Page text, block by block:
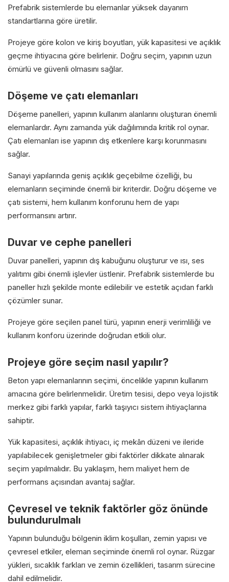
Prefabrik sistemlerde bu elemanlar yüksek dayanım
standartlarına göre üretilir.
Projeye göre kolon ve kiriş boyutları, yük kapasitesi ve açıklık
geçme ihtiyacına göre belirlenir. Doğru seçim, yapının uzun
ömürlü ve güvenli olmasını sağlar.
Döşeme ve çatı elemanları
Döşeme panelleri, yapının kullanım alanlarını oluşturan önemli
elemanlardır. Aynı zamanda yük dağılımında kritik rol oynar.
Çatı elemanları ise yapının dış etkenlere karşı korunmasını
sağlar.
Sanayi yapılarında geniş açıklık geçebilme özelliği, bu
elemanların seçiminde önemli bir kriterdir. Doğru döşeme ve
çatı sistemi, hem kullanım konforunu hem de yapı
performansını artırır.
Duvar ve cephe panelleri
Duvar panelleri, yapının dış kabuğunu oluşturur ve ısı, ses
yalıtımı gibi önemli işlevler üstlenir. Prefabrik sistemlerde bu
paneller hızlı şekilde monte edilebilir ve estetik açıdan farklı
çözümler sunar.
Projeye göre seçilen panel türü, yapının enerji verimliliği ve
kullanım konforu üzerinde doğrudan etkili olur.
Projeye göre seçim nasıl yapılır?
Beton yapı elemanlarının seçimi, öncelikle yapının kullanım
amacına göre belirlenmelidir. Üretim tesisi, depo veya lojistik
merkez gibi farklı yapılar, farklı taşıyıcı sistem ihtiyaçlarına
sahiptir.
Yük kapasitesi, açıklık ihtiyacı, iç mekân düzeni ve ileride
yapılabilecek genişletmeler gibi faktörler dikkate alınarak
seçim yapılmalıdır. Bu yaklaşım, hem maliyet hem de
performans açısından avantaj sağlar.
Çevresel ve teknik faktörler göz önünde
bulundurulmalı
Yapının bulunduğu bölgenin iklim koşulları, zemin yapısı ve
çevresel etkiler, eleman seçiminde önemli rol oynar. Rüzgar
yükleri, sıcaklık farkları ve zemin özellikleri, tasarım sürecine
dahil edilmelidir.